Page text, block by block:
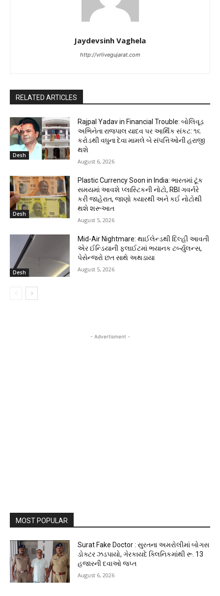
Jaydevsinh Vaghela
http://vrlivegujarat.com
RELATED ARTICLES
Desh
Rajpal Yadav in Financial Trouble: બોલિવૂડ
અભિનેતા રાજપાલ યાદવ પર આર્થિક સંકટ: ૧૬
કરોડથી વધુના દેવા મામલે બે સંપત્તિઓની હરાજી
થશે
August 6, 2026
Desh
Plastic Currency Soon in India: ભારતમાં ટૂંક
સમયમાં આવશે પ્લાસ્ટિકની નોટો, RBI ગવર્નરે
કરી જાહેરાત, જાણો ક્યારથી અને કઈ નોટોથી
થશે શરૂઆત
August 5, 2026
Desh
Mid-Air Nightmare: થાઈલેન્ડથી દિલ્હી આવતી
એર ઈન્ડિયાની ફ્લાઈટમાં ભયાનક ટર્બ્યુલન્સ,
પેસેન્જરો છત સાથે અથડાયા
August 5, 2026
- Advertisment -
MOST POPULAR
Surat Fake Doctor : સુરતના અમરોલીમાં બોગસ
ડોક્ટર ઝડપાયો, ગેરકાયદે ક્લિનિકમાંથી રૂ. 13
હજારની દવાઓ જપ્ત
August 6, 2026